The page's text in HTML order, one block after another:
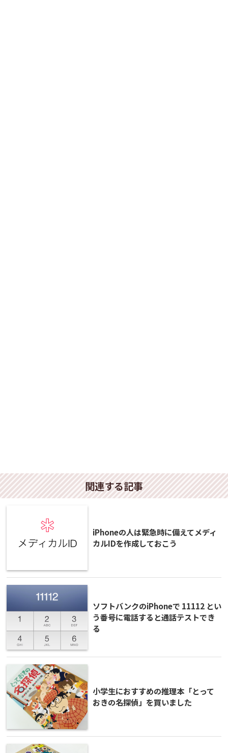
関連する記事
iPhoneの人は緊急時に備えてメディ
カルIDを作成しておこう
ソフトバンクのiPhoneで 11112 とい
う番号に電話すると通話テストでき
る
小学生におすすめの推理本「とって
おきの名探偵」を買いました